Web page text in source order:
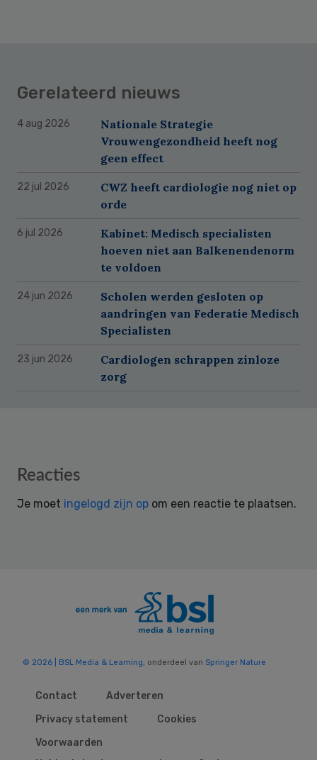
Gerelateerd nieuws
4 aug 2026
Nationale Strategie
Vrouwengezondheid heeft nog
geen effect
22 jul 2026
CWZ heeft cardiologie nog niet op
orde
6 jul 2026
Kabinet: Medisch specialisten
hoeven niet aan Balkenendenorm
te voldoen
24 jun 2026
Scholen werden gesloten op
aandringen van Federatie Medisch
Specialisten
23 jun 2026
Cardiologen schrappen zinloze
zorg
Reader
Reacties
Je moet ingelogd zijn op om een reactie te plaatsen.
© 2026 | BSL Media & Learning , onderdeel van Springer Nature
Contact
Adverteren
Privacy statement
Cookies
Voorwaarden